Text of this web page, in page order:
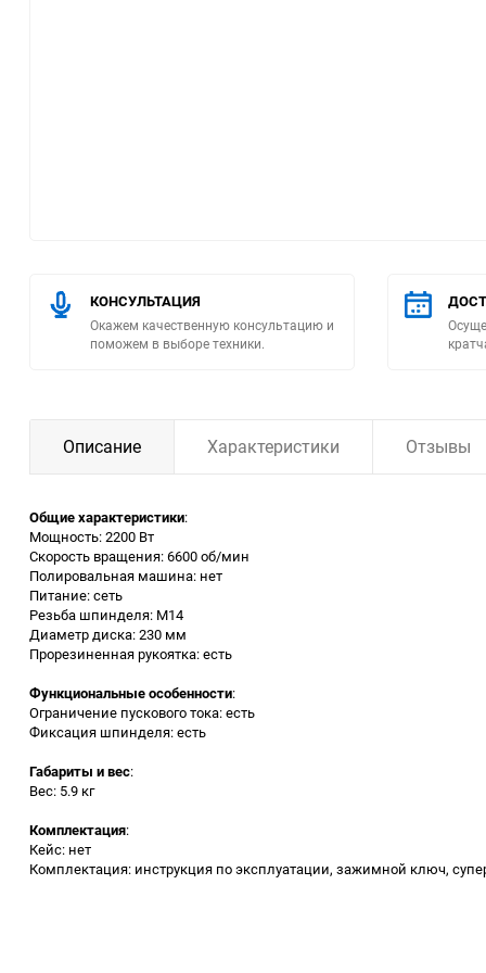
Климатическая техника
Измерительное
оборудование
Заточные станки (точила)
Дровоколы
Грузоподъемное
оборудование
Гидроаккумуляторы и
расширительные баки
Вытяжная вентиляция
Вибротехника
КОНСУЛЬТАЦИЯ
Окажем качественную консультацию и
поможем в выборе техники.
Описание Характеристики Отзывы
Общие характеристики:
Мощность: 2200 Вт
Скорость вращения: 6600 об/мин
Полировальная машина: нет
Питание: сеть
Резьба шпинделя: M14
Диаметр диска: 230 мм
Прорезиненная рукоятка: есть
Функциональные особенности:
Ограничение пускового тока: есть
Фиксация шпинделя: есть
Габариты и вес:
Вес: 5.9 кг
Комплектация:
Кейс: нет
Комплектация: инструкция по эксплуатации, зажимной ключ,